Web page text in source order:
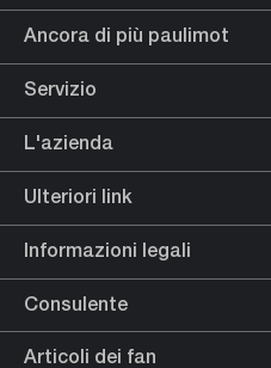
Ancora di più paulimot
Servizio
L'azienda
Ulteriori link
Informazioni legali
Consulente
Articoli dei fan